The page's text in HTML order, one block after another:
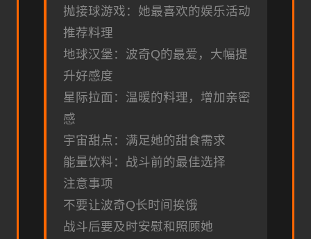
抛接球游戏：她最喜欢的娱乐活动
推荐料理
地球汉堡：波奇Q的最爱，大幅提
升好感度
星际拉面：温暖的料理，增加亲密
感
宇宙甜点：满足她的甜食需求
能量饮料：战斗前的最佳选择
注意事项
不要让波奇Q长时间挨饿
战斗后要及时安慰和照顾她